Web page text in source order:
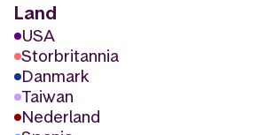
Land
USA
Storbritannia
Danmark
Taiwan
Nederland